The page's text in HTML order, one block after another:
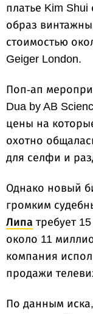
платье Kim
образ
стоимостью
Geiger London.
Поп-ап
Dua by AB
цены на
охотно
для селфи и
Однако новый
громким
Липа требует
около 11
компания
продажи
По данным